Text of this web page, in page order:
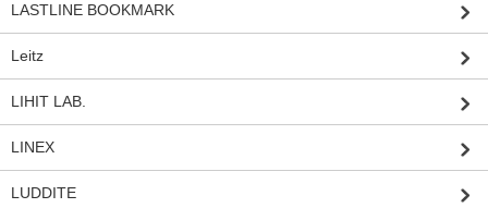
LASTLINE BOOKMARK
Leitz
LIHIT LAB.
LINEX
LUDDITE